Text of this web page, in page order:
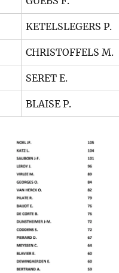
KETELSLEGERS P.
CHRISTOFFELS M.
SERET E.
BLAISE P.